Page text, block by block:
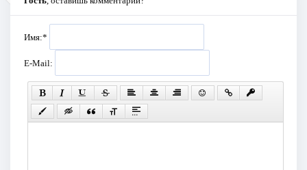
Имя:*
E-Mail: